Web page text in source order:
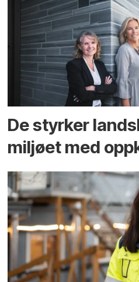
De styrker
miljøet med